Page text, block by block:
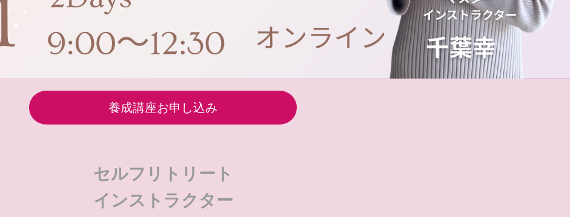
養成講座お申し込み
セルフリトリート
インストラクター